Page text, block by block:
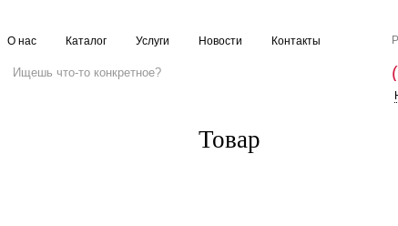
О нас Каталог Услуги Новости Контакты
Товар